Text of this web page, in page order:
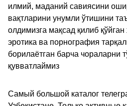
илмий, маданий савиясини
вақтларини унумли ўтишини
олдимизга мақсад қилиб
эротика ва порнография
борилаётган барча чораларни
қувватлаймиз
Самый большой каталог